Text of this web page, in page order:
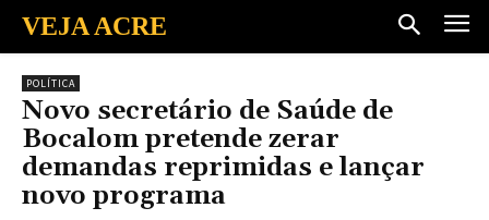
VEJA ACRE
POLÍTICA
Novo secretário de Saúde de
Bocalom pretende zerar
demandas reprimidas e lançar
novo programa